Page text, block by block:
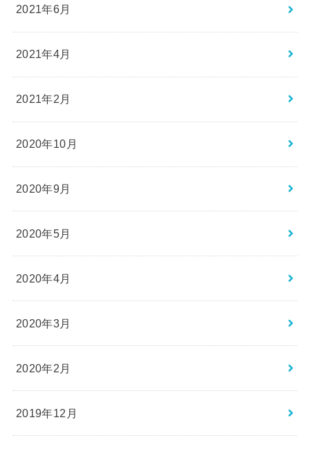
2021年6月
2021年4月
2021年2月
2020年10月
2020年9月
2020年5月
2020年4月
2020年3月
2020年2月
2019年12月